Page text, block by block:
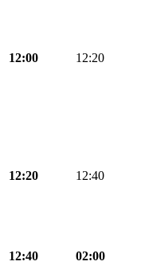
12:00 12:20
12:20 12:40
12:40 02:00